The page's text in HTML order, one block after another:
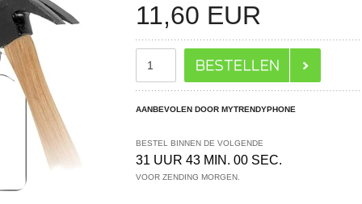
11,60 EUR
AANBEVOLEN DOOR MYTRENDYPHONE
BESTEL BINNEN DE VOLGENDE
31 UUR 43 MIN. 00 SEC.
VOOR ZENDING MORGEN.